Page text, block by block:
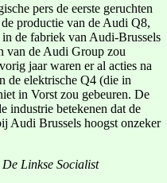
pers de eerste geruchten
productie van de Audi Q8,
de fabriek van Audi-Brussels
van de Audi Group zou
jaar waren er al acties na
de elektrische Q4 (die in
in Vorst zou gebeuren. De
industrie betekenen dat de
Audi Brussels hoogst onzeker
Linkse Socialist